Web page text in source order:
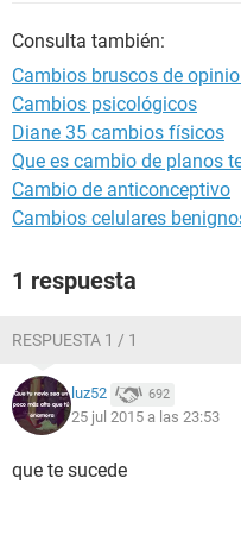
GLOSARIO
Consulta también:
Cambios bruscos de
Cambios psicológicos
Diane 35 cambios físicos
Que es cambio de planos
Cambio de anticonceptivo
Cambios celulares
1 respuesta
RESPUESTA 1 / 1
luz52 692
25 jul 2015 a las 23:53
que te sucede